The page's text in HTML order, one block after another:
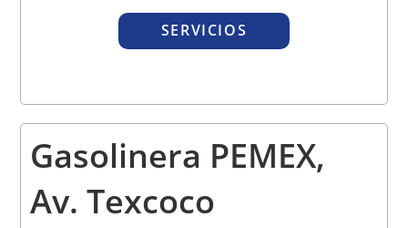
SERVICIOS
Gasolinera PEMEX,
Av. Texcoco